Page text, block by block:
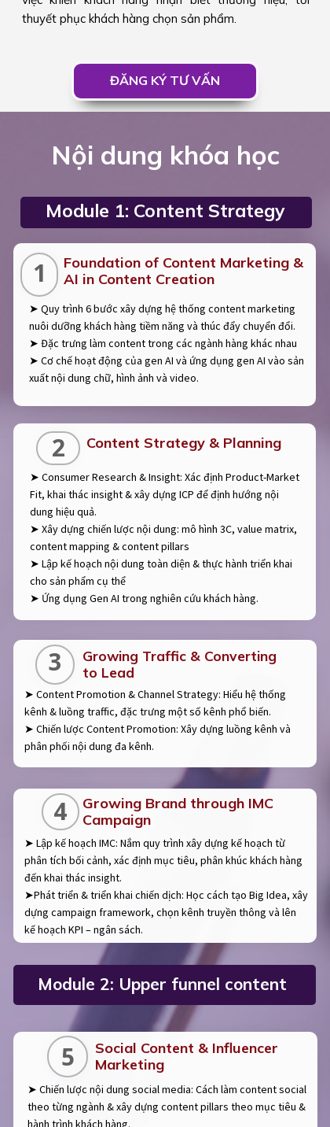
chuyển đổi.
ĐĂNG KÝ TƯ VẤN
Social Content & Influencer
Marketing
➤ Chiến lược nội dung social media: Cách làm content social
theo từng ngành & xây dựng content pillars theo mục tiêu &
hành trình khách hàng.
5
Foundation of Content Marketing &
AI in Content Creation
➤ Quy trình 6 bước xây dựng hệ thống content marketing
nuôi dưỡng khách hàng tiềm năng và thúc đẩy chuyển đổi.
➤ Đặc trưng làm content trong các ngành hàng khác nhau
➤ Cơ chế hoạt động của gen AI và ứng dụng gen AI vào sản
xuất nội dung chữ, hình ảnh và video.
1
Content Strategy & Planning
➤ Consumer Research & Insight: Xác định Product-Market
Fit, khai thác insight & xây dựng ICP để định hướng nội
dung hiệu quả.
➤ Xây dựng chiến lược nội dung: mô hình 3C, value matrix,
content mapping & content pillars
➤ Lập kế hoạch nội dung toàn diện & thực hành triển khai
cho sản phẩm cụ thể
➤ Ứng dụng Gen AI trong nghiên cứu khách hàng.
2
Growing Traffic & Converting
to Lead
➤ Content Promotion & Channel Strategy: Hiểu hệ thống
kênh & luồng traffic, đặc trưng một số kênh phổ biến.
➤ Chiến lược Content Promotion: Xây dựng luồng kênh và
phân phối nội dung đa kênh.
3
Growing Brand through IMC
Campaign
➤ Lập kế hoạch IMC: Nắm quy trình xây dựng kế hoạch từ
phân tích bối cảnh, xác định mục tiêu, phân khúc khách hàng
đến khai thác insight.
➤Phát triển & triển khai chiến dịch: Học cách tạo Big Idea, xây
dựng campaign framework, chọn kênh truyền thông và lên
kế hoạch KPI – ngân sách.
4
Module 1: Content Strategy
Module 2: Upper funnel content
Nội dung khóa học